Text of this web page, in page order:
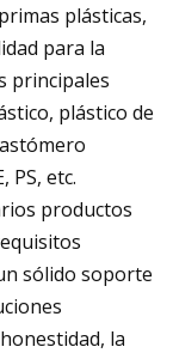
plásticas,
para la
principales
plástico de
PS, etc.
productos
sólido soporte
la